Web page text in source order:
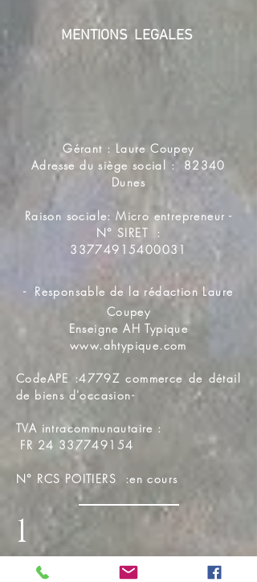
MENTIONS LEGALES
Gérant : Laure Coupey
Adresse du siège social : 82340
Dunes
Raison sociale: Micro entrepreneur -
N° SIRET :
33774915400031
-
Responsable de la rédaction Laure
Coupey
Enseigne AH Typique
www.ahtypique.com
CodeAPE :4779Z commerce de détail
de biens d'occasion-
TVA intracommunautaire :
FR 24 337749154
N° RCS POITIERS :en cours
1
CONTACT